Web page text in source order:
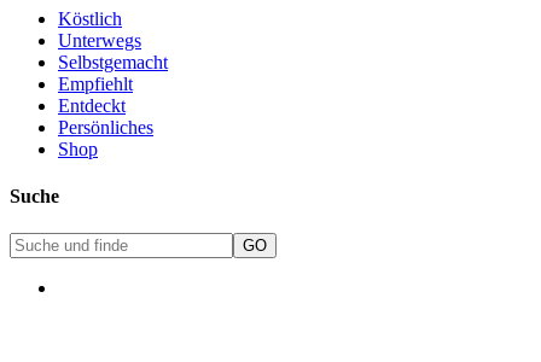
Köstlich
Unterwegs
Selbstgemacht
Empfiehlt
Entdeckt
Persönliches
Shop
Suche